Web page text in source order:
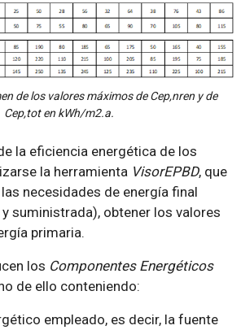
de los valores máximos de Cep,nren y de
Cep,tot en kWh/m2.a.
la eficiencia energética de los
la herramienta VisorEPBD, que
necesidades de energía final
suministrada), obtener los valores
primaria.
los Componentes Energéticos
de ello conteniendo:
empleado, es decir, la fuente